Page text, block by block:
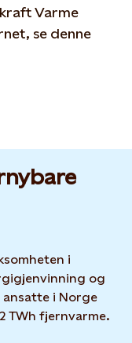
Varme
se denne
i
og
ansatte i Norge
TWh fjernvarme.